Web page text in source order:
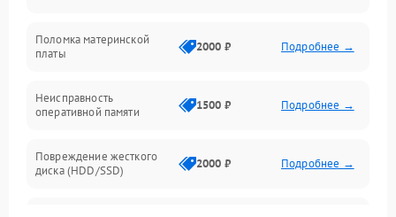
Повреждение разъёмов (USB, HDMI и др.)
Поломка видеокарты
Поломка материнской
платы
2000 ₽ Подробнее →
Неисправность
оперативной памяти
1500 ₽ Подробнее →
Повреждение жесткого
диска (HDD/SSD)
2000 ₽ Подробнее →